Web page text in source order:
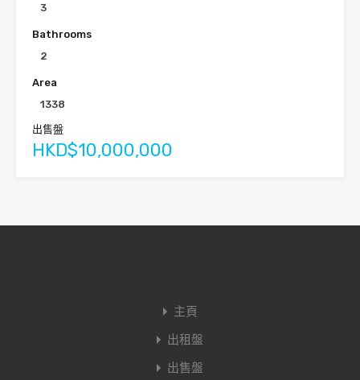
3
Bathrooms
2
Area
1338
出售盤
HKD$10,000,000
主頁
出租盤
出售盤